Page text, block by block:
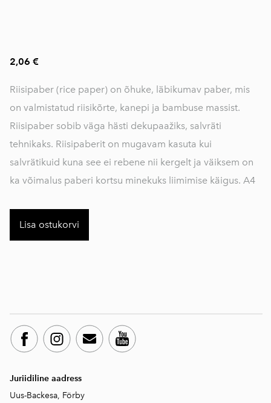
2,06 €
Riisipaber (rice paper) on õhuke, läbikumav paber, mis
on valmistatud riisikõrte, kanepi ja bambuse massist.
Riisipaber sobib väga hästi dekupaažiks, salvräti
tehnikaks. Riisipaberit on mugavam kasuta kui
salvrätikuid kuna see ei rebene nii kergelt ja väiksem on
ka võimalus paberi kortsu minekuks liimimise käigus. A4
Lisa ostukorvi
Juriidiline aadress
Uus-Backesa, Förby